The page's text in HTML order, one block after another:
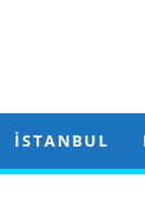
İSTANBUL